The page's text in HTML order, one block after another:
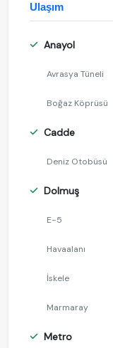
Ulaşım
Anayol
Avrasya Tüneli
Boğaz Köprüsü
Cadde
Deniz Otobüsü
Dolmuş
E-5
Havaalanı
İskele
Marmaray
Metro